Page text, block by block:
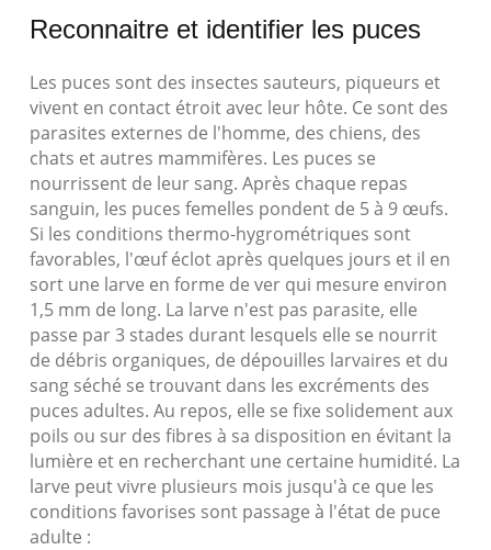
Reconnaitre et identifier les puces
Les puces sont des insectes sauteurs, piqueurs et
vivent en contact étroit avec leur hôte. Ce sont des
parasites externes de l'homme, des chiens, des
chats et autres mammifères. Les puces se
nourrissent de leur sang. Après chaque repas
sanguin, les puces femelles pondent de 5 à 9 œufs.
Si les conditions thermo-hygrométriques sont
favorables, l'œuf éclot après quelques jours et il en
sort une larve en forme de ver qui mesure environ
1,5 mm de long. La larve n'est pas parasite, elle
passe par 3 stades durant lesquels elle se nourrit
de débris organiques, de dépouilles larvaires et du
sang séché se trouvant dans les excréments des
puces adultes. Au repos, elle se fixe solidement aux
poils ou sur des fibres à sa disposition en évitant la
lumière et en recherchant une certaine humidité. La
larve peut vivre plusieurs mois jusqu'à ce que les
conditions favorises sont passage à l'état de puce
adulte :